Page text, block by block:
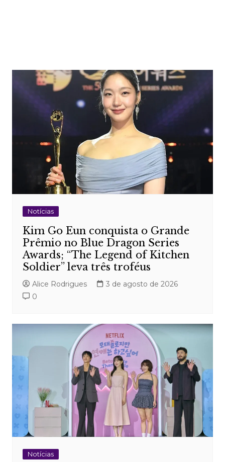
Notícias
Kim Go Eun conquista o Grande
Prêmio no Blue Dragon Series
Awards; “The Legend of Kitchen
Soldier” leva três troféus
Alice Rodrigues
3 de agosto de 2026
0
Notícias